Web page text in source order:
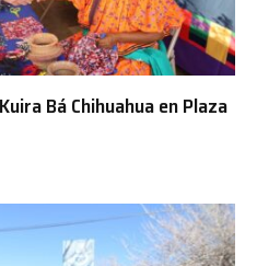
Bá Chihuahua en Plaza